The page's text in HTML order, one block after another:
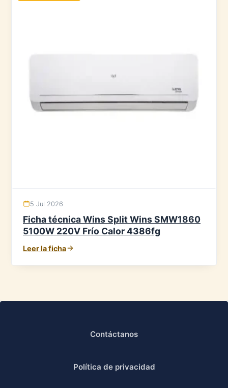
5 Jul 2026
Ficha técnica Wins Split Wins SMW1860
5100W 220V Frío Calor 4386fg
Leer la ficha
Contáctanos
Política de privacidad